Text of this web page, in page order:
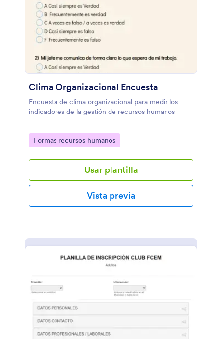
Clima Organizacional Encuesta
Encuesta de clima organizacional para medir los
indicadores de la gestión de recursos humanos
Go to Category:
Formas recursos humanos
Usar plantilla
Vista previa